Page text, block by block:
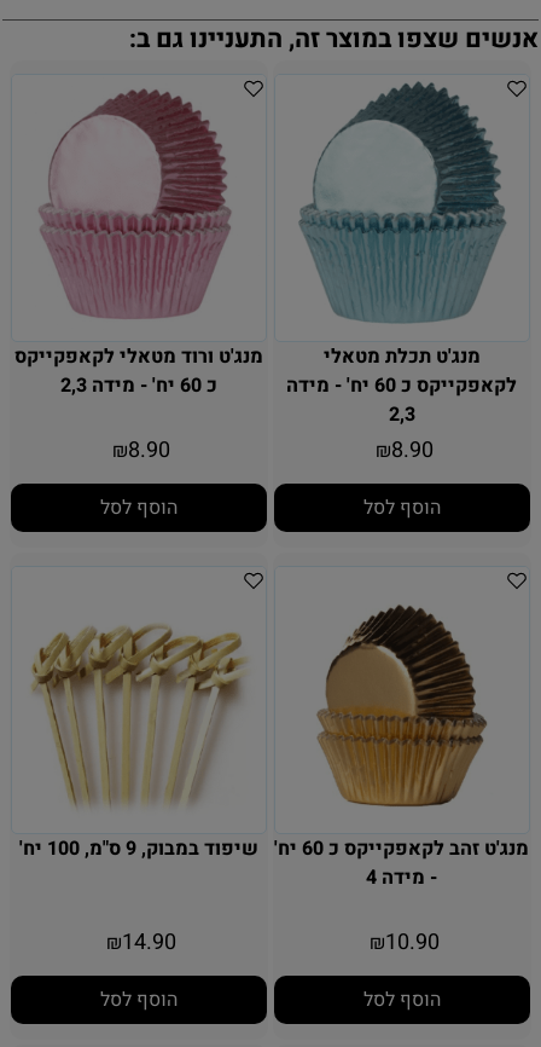
אנשים שצפו במוצר זה, התעניינו גם ב:
מנג'ט תכלת מטאלי
לקאפקייקס כ 60 יח' - מידה
2,3
₪8.90
הוסף לסל
מנג'ט ורוד מטאלי לקאפקייקס
כ 60 יח' - מידה 2,3
₪8.90
הוסף לסל
מנג'ט זהב לקאפקייקס כ 60 יח'
- מידה 4
₪10.90
הוסף לסל
שיפוד במבוק, 9 ס"מ, 100 יח'
₪14.90
הוסף לסל